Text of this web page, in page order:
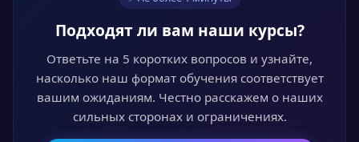
Обучайтесь онлайн
Проходите курс в личном кабинете в удобное
время. Лекции, видео и тесты доступны 24/7.
Подходят ли вам наши курсы?
Ответьте на 5 коротких вопросов и узнайте,
насколько наш формат обучения соответствует
вашим ожиданиям. Честно расскажем о наших
сильных сторонах и ограничениях.